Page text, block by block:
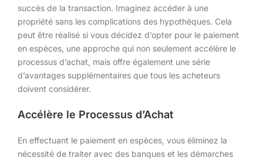
succès de la transaction. Imaginez accéder à une
propriété sans les complications des hypothèques. Cela
peut être réalisé si vous décidez d’opter pour le paiement
en espèces, une approche qui non seulement accélère le
processus d’achat, mais offre également une série
d’avantages supplémentaires que tous les acheteurs
doivent considérer.
Accélère le Processus d’Achat
En effectuant le paiement en espèces, vous éliminez la
nécessité de traiter avec des banques et les démarches